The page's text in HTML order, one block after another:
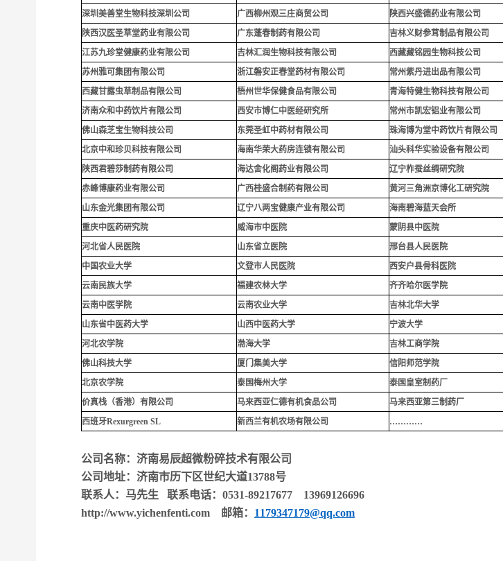
深圳 美善堂生物科技深圳公司 广西柳州观三庄商贸公司
陕西兴盛德药业有限公司
陕西汉医圣草堂药业有限公司
广东蓬春制药有限公司
吉林义财参茸制品有限公司
江苏九珍堂健康药业有限公司
吉林汇润生物科技有限公司
西藏藏铭园生物科技公司
苏州雅可集团有限公司
浙江磐安正春堂药材有限公司
常州紫丹进出品有限公司
西藏甘露虫草制品有限公司
梧州世华保健食品有限公司
青海特健生物科技有限公司
济南众和中药饮片有限公司
西安市博仁中医经研究所
常州市凯宏铝业有限公司
佛山森芝宝生物科技公司
东莞圣虹中药材有限公司
珠海博为堂中药饮片有限公司
北京中和珍贝科技有限公司
海南华荣大药房连锁有限公司
汕头科华实验设备有限公司
陕西君碧莎制药有限公司
海达舍化阁药业有限公司
辽宁柞蚕丝绸研究院
赤峰博康药业有限公司
广西桂盛合制药有限公司
黄河三角洲京博化工研究院
山东金光集团有限公司
辽宁八两宝健康产业有限公司
海南碧海蓝天会所
重庆中医药研究院
威海市中医院
蒙阴县中医院
河北省人民医院
山东省立医院
邢台县人民医院
中国农业大学
文登市人民医院
西安户县骨科医院
云南民族大学
福建农林大学
齐齐哈尔医学院
云南中医学院
云南农业大学
吉林北华大学
山东省中医药大学
山西中医药大学
宁波大学
河北农学院
渤海大学
吉林工商学院
佛山科技大学
厦门集美大学
信阳师范学院
北京农学院
泰国梅州大学
泰国皇室制药厂
价真栈（香港）有限公司
马来西亚仁德有机食品公司
马来西亚第三制药厂
西班牙Rexurgreen SL
新西兰有机农场有限公司 …………
公司名称：济南易辰超微粉碎技术有限公司
公司地址：济南市历下区世纪大道13788号
联系人：马先生 联系电话：0531-89217677 13969126696
http://www.yichenfenti.com
邮箱： 1179347179@qq.com